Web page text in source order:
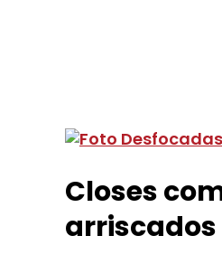
Closes
arriscados